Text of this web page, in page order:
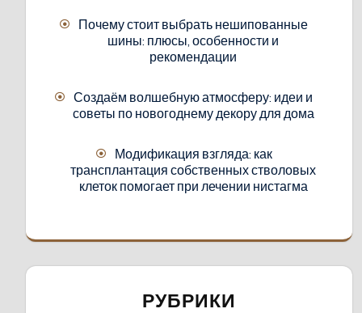
Почему стоит выбрать нешипованные
шины: плюсы, особенности и
рекомендации
Создаём волшебную атмосферу: идеи и
советы по новогоднему декору для дома
Модификация взгляда: как
трансплантация собственных стволовых
клеток помогает при лечении нистагма
РУБРИКИ